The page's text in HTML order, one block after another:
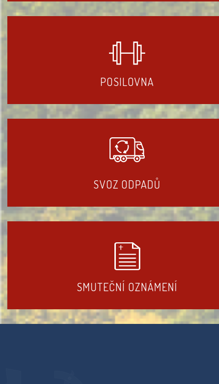
POSILOVNA
SVOZ ODPADŮ
SMUTEČNÍ OZNÁMENÍ